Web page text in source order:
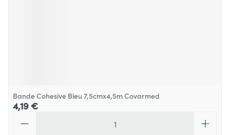
Bande Cohesive Bleu 7,5cmx4,5m Covarmed
4,19 €